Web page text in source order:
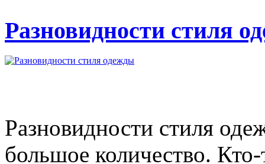
Разновидности стиля
Разновидности стиля
большое количество.